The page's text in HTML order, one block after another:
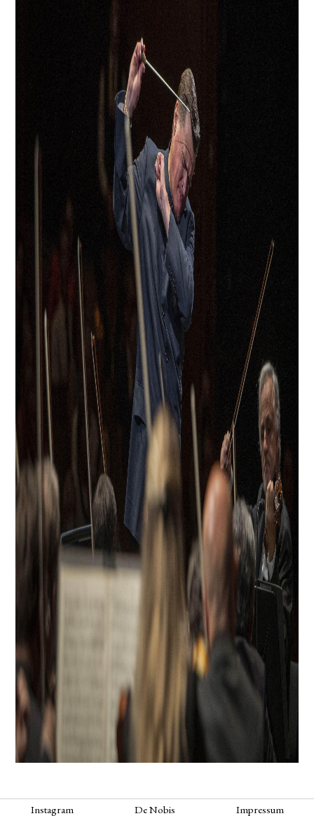
Instagram De Nobis Impressum